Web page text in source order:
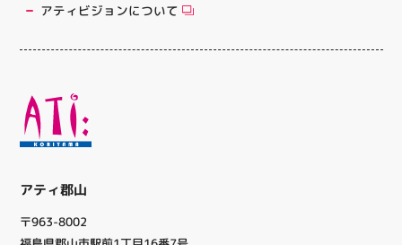
アティ郡山
〒963-8002
アティビジョンについて